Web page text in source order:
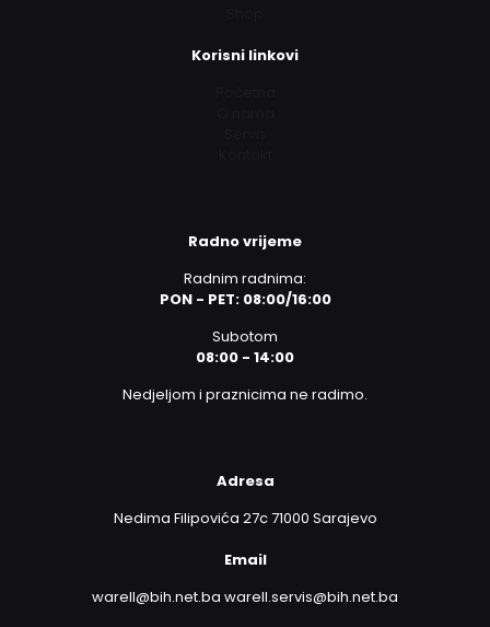
Korisni linkovi
Radno vrijeme
Radnim radnima:
PON - PET: 08:00/16:00
Subotom
08:00 - 14:00
Nedjeljom i praznicima ne radimo.
Adresa
Nedima Filipovića 27c 71000 Sarajevo
Email
warell@bih.net.ba warell.servis@bih.net.ba